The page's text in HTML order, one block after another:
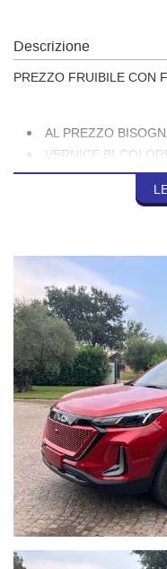
Descrizione
PREZZO FRUIBILE CON
AL PREZZO
VERNICE BI-
SEDE DI COLLEFERRO:
Tel. 392/3014495
SEDE DI CASSINO:
Tel. 0776.302644